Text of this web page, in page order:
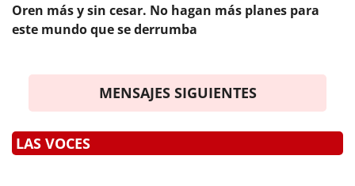
Oren más y sin cesar. No hagan más planes para
este mundo que se derrumba
MENSAJES SIGUIENTES
LAS VOCES